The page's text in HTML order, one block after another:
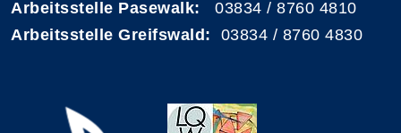
Arbeitsstelle Pasewalk: 03834 / 8760 4810
Arbeitsstelle Greifswald: 03834 / 8760 4830